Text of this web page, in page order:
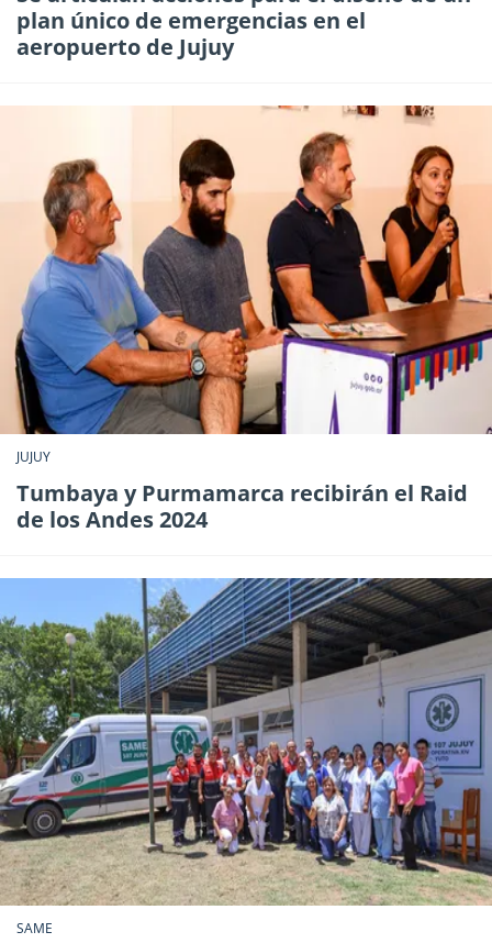
plan único de emergencias en el
aeropuerto de Jujuy
JUJUY
Tumbaya y Purmamarca recibirán el Raid
de los Andes 2024
SAME